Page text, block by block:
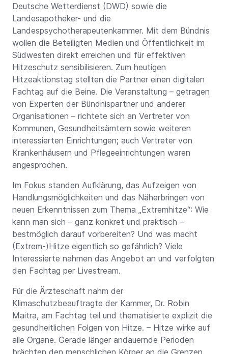
Deutsche Wetterdienst (DWD) sowie die
Landesapotheker- und die
Landespsychotherapeutenkammer. Mit dem Bündnis
wollen die Beteiligten Medien und Öffentlichkeit im
Südwesten direkt erreichen und für effektiven
Hitzeschutz sensibilisieren. Zum heutigen
Hitzeaktionstag stellten die Partner einen digitalen
Fachtag auf die Beine. Die Veranstaltung – getragen
von Experten der Bündnispartner und anderer
Organisationen – richtete sich an Vertreter von
Kommunen, Gesundheitsämtern sowie weiteren
interessierten Einrichtungen; auch Vertreter von
Krankenhäusern und Pflegeeinrichtungen waren
angesprochen.
Im Fokus standen Aufklärung, das Aufzeigen von
Handlungsmöglichkeiten und das Näherbringen von
neuen Erkenntnissen zum Thema „Extremhitze“: Wie
kann man sich – ganz konkret und praktisch –
bestmöglich darauf vorbereiten? Und was macht
(Extrem-)Hitze eigentlich so gefährlich? Viele
Interessierte nahmen das Angebot an und verfolgten
den Fachtag per Livestream.
Für die Ärzteschaft nahm der
Klimaschutzbeauftragte der Kammer, Dr. Robin
Maitra, am Fachtag teil und thematisierte explizit die
gesundheitlichen Folgen von Hitze. – Hitze wirke auf
alle Organe. Gerade länger andauernde Perioden
brächten den menschlichen Körper an die Grenzen